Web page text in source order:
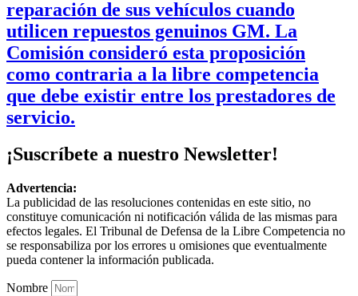
reparación de sus vehículos cuando
utilicen repuestos genuinos GM. La
Comisión consideró esta proposición
como contraria a la libre competencia
que debe existir entre los prestadores de
servicio.
¡Suscríbete a nuestro Newsletter!
Advertencia:
La publicidad de las resoluciones contenidas en este sitio, no
constituye comunicación ni notificación válida de las mismas para
efectos legales. El Tribunal de Defensa de la Libre Competencia no
se responsabiliza por los errores u omisiones que eventualmente
pueda contener la información publicada.
Nombre